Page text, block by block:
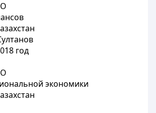
Султанов
год
экономики